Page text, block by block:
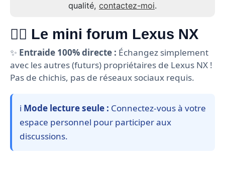
qualité, contactez-moi.
🙋‍♂️ Le mini forum Lexus NX
✨ Entraide 100% directe : Échangez simplement
avec les autres (futurs) propriétaires de Lexus NX !
Pas de chichis, pas de réseaux sociaux requis.
ℹ️ Mode lecture seule : Connectez-vous à votre
espace personnel pour participer aux
discussions.